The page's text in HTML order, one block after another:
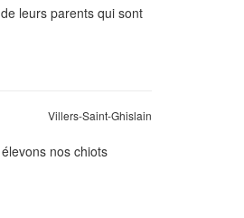
leurs parents qui sont
Villers-Saint-Ghislain
nos chiots